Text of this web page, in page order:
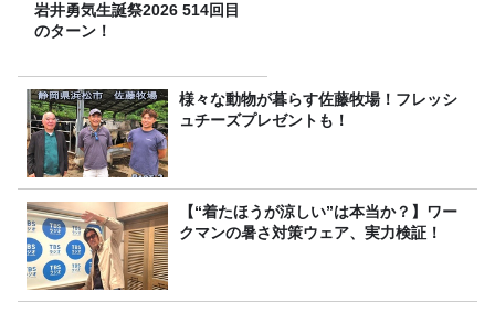
岩井勇気生誕祭2026 514回目
のターン！
様々な動物が暮らす佐藤牧場！フレッシ
ュチーズプレゼントも！
【“着たほうが涼しい”は本当か？】ワー
クマンの暑さ対策ウェア、実力検証！